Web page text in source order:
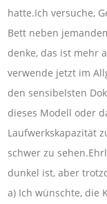
hatte.Ich versuche,
Bett neben
denke, das ist mehr
verwende jetzt im
den sensibelsten
dieses Modell oder
Laufwerkskapazität
schwer zu
dunkel ist, aber
a) Ich wünschte, die